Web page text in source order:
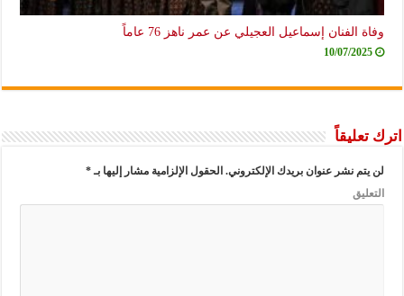
وفاة الفنان إسماعيل العجيلي عن عمر ناهز 76 عاماً
10/07/2025
اترك تعليقاً
لن يتم نشر عنوان بريدك الإلكتروني. الحقول الإلزامية مشار إليها بـ*
التعليق